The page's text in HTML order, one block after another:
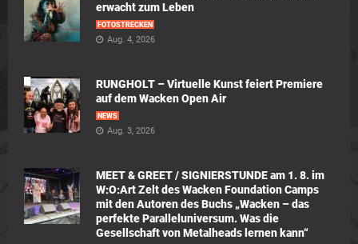
erwacht zum Leben
FOTOSTRECKEN
Aug. 4, 2026
RUNGHOLT – Virtuelle Kunst feiert Premiere
auf dem Wacken Open Air
NEWS
Aug. 3, 2026
MEET & GREET / SIGNIERSTUNDE am 1. 8. im
W:O:Art Zelt des Wacken Foundation Camps
mit den Autoren des Buchs „Wacken – das
perfekte Paralleluniversum. Was die
Gesellschaft von Metalheads lernen kann“